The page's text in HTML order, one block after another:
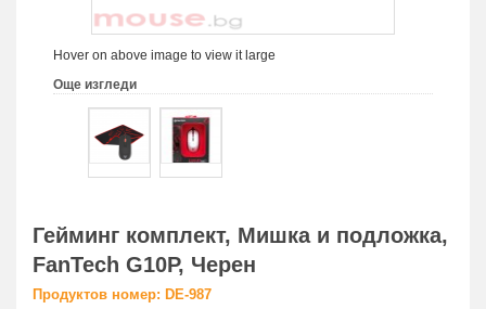
Hover on above image to view it large
Още изгледи
Гейминг комплект, Мишка и подложка,
FanTech G10P, Черен
Продуктов номер: DE-987